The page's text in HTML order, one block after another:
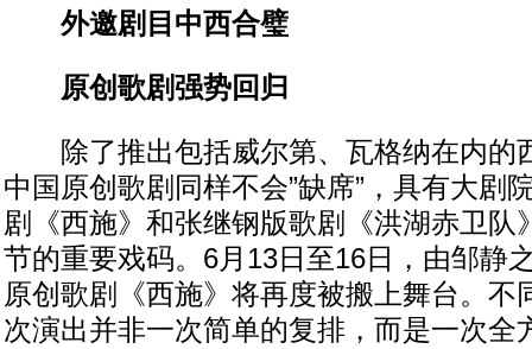
外邀剧目中西合璧
原创歌剧强势回归
除了推出包括威尔第、瓦格纳在内的
中国原创歌剧同样不会”缺席”，具有大剧
剧《西施》和张继钢版歌剧《洪湖赤卫队
节的重要戏码。6月13日至16日，由邹静
原创歌剧《西施》将再度被搬上舞台。不
次演出并非一次简单的复排，而是一次全